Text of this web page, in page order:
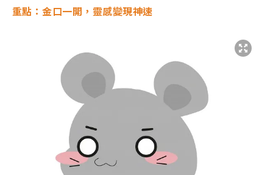
重點：金口一開，靈感變現神速